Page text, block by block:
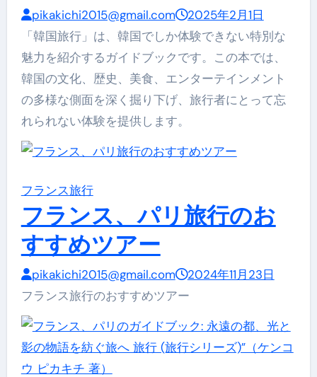
pikakichi2015@gmail.com
2025年2月1日
「韓国旅行」は、韓国でしか体験できない特別な
魅力を紹介するガイドブックです。この本では、
韓国の文化、歴史、美食、エンターテインメント
の多様な側面を深く掘り下げ、旅行者にとって忘
れられない体験を提供します。
フランス旅行
フランス、パリ旅行のお
すすめツアー
pikakichi2015@gmail.com
2024年11月23日
フランス旅行のおすすめツアー